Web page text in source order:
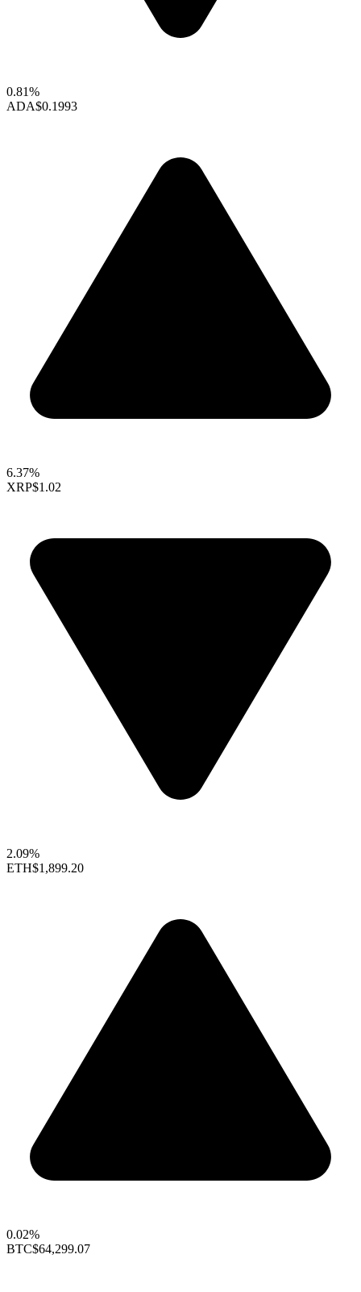
0.81%
ADA$0.1993
6.37%
XRP$1.02
2.09%
ETH$1,899.20
0.02%
BTC$64,299.07